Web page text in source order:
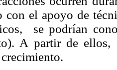
con el apoyo de
se podrían
A partir de ellos,
crecimiento.